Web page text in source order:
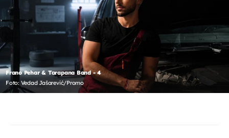
Frano Pehar & Tarapana Band - 4
Foto: Vedad Jašarević/Promo